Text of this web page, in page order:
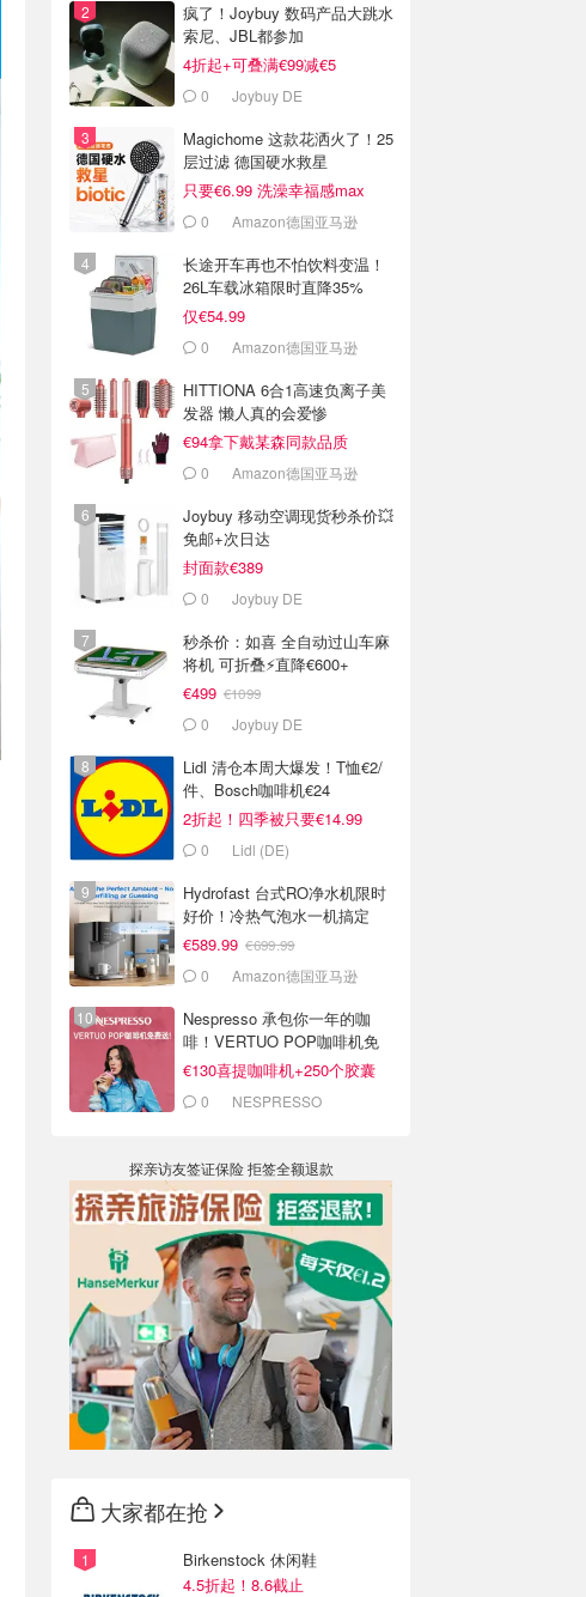
疯了！Joybuy 数码产品大跳水
索尼、JBL都参加
4折起+可叠满€99减€5
0 Joybuy DE
Magichome 这款花洒火了！25
层过滤 德国硬水救星
只要€6.99 洗澡幸福感max
0 Amazon德国亚马逊
长途开车再也不怕饮料变温！
26L车载冰箱限时直降35%
仅€54.99
0 Amazon德国亚马逊
HITTIONA 6合1高速负离子美
发器 懒人真的会爱惨
€94拿下戴某森同款品质
0 Amazon德国亚马逊
Joybuy 移动空调现货秒杀价💥
免邮+次日达
封面款€389
0 Joybuy DE
秒杀价：如喜 全自动过山车麻
将机 可折叠⚡️直降€600+
€499 €1099
0 Joybuy DE
Lidl 清仓本周大爆发！T恤€2/
件、Bosch咖啡机€24
2折起！四季被只要€14.99
0 Lidl (DE)
Hydrofast 台式RO净水机限时
好价！冷热气泡水一机搞定
€589.99 €699.99
0 Amazon德国亚马逊
Nespresso 承包你一年的咖
啡！VERTUO POP咖啡机免
费送！
€130喜提咖啡机+250个胶囊
0 NESPRESSO
探亲访友签证保险 拒签全额退款
大家都在抢
Birkenstock 休闲鞋
4.5折起！8.6截止